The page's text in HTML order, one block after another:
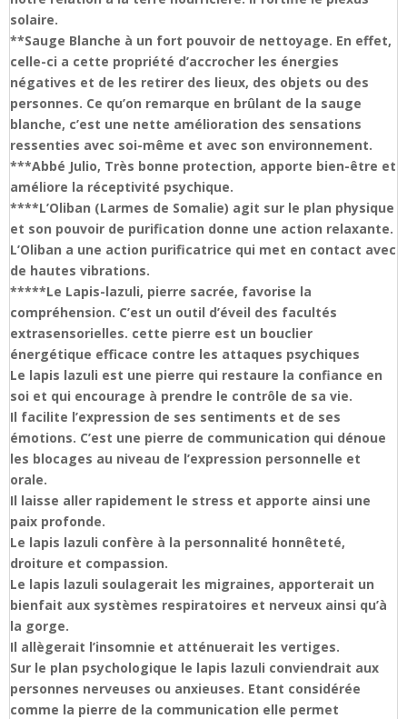
solaire.
**Sauge Blanche à un fort pouvoir de nettoyage. En effet,
celle-ci a cette propriété d’accrocher les énergies
négatives et de les retirer des lieux, des objets ou des
personnes. Ce qu’on remarque en brûlant de la sauge
blanche, c’est une nette amélioration des sensations
ressenties avec soi-même et avec son environnement.
***Abbé Julio, Très bonne protection, apporte bien-être et
améliore la réceptivité psychique.
****L’Oliban (Larmes de Somalie) agit sur le plan physique
et son pouvoir de purification donne une action relaxante.
L’Oliban a une action purificatrice qui met en contact avec
de hautes vibrations.
*****Le Lapis-lazuli, pierre sacrée, favorise la
compréhension. C’est un outil d’éveil des facultés
extrasensorielles. cette pierre est un bouclier
énergétique efficace contre les attaques psychiques
Le lapis lazuli est une pierre qui restaure la confiance en
soi et qui encourage à prendre le contrôle de sa vie.
Il facilite l’expression de ses sentiments et de ses
émotions. C’est une pierre de communication qui dénoue
les blocages au niveau de l’expression personnelle et
orale.
Il laisse aller rapidement le stress et apporte ainsi une
paix profonde.
Le lapis lazuli confère à la personnalité honnêteté,
droiture et compassion.
Le lapis lazuli soulagerait les migraines, apporterait un
bienfait aux systèmes respiratoires et nerveux ainsi qu’à
la gorge.
Il allègerait l’insomnie et atténuerait les vertiges.
Sur le plan psychologique le lapis lazuli conviendrait aux
personnes nerveuses ou anxieuses. Etant considérée
comme la pierre de la communication elle permet